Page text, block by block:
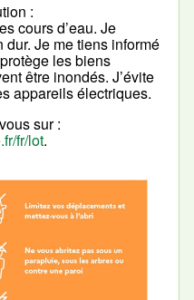
:
cours d’eau. Je
dur. Je me tiens informé
les biens
être inondés. J’évite
appareils électriques.
sur :
fr/lot.